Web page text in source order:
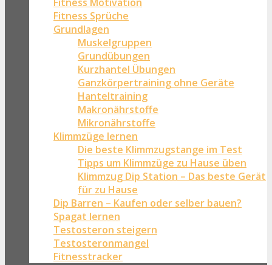
Fitness Sprüche
Grundlagen
Muskelgruppen
Grundübungen
Kurzhantel Übungen
Ganzkörpertraining ohne Geräte
Hanteltraining
Makronährstoffe
Mikronährstoffe
Klimmzüge lernen
Die beste Klimmzugstange im Test
Tipps um Klimmzüge zu Hause üben
Klimmzug Dip Station – Das beste Gerät
für zu Hause
Dip Barren – Kaufen oder selber bauen?
Spagat lernen
Testosteron steigern
Testosteronmangel
Fitnesstracker